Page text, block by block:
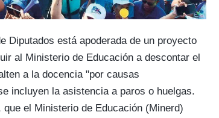
Diputados está apoderada de un proyecto
al Ministerio de Educación a descontar el
a la docencia "por causas
incluyen la asistencia a paros o huelgas.
el Ministerio de Educación (Minerd)